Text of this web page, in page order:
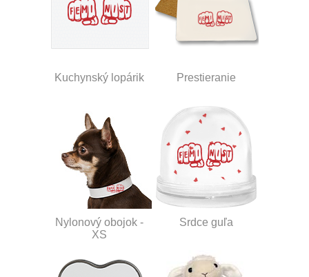
Kuchynský lopárik Prestieranie
Nylonový obojok -
XS
Srdce guľa